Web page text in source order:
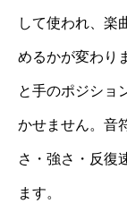
して使われ、楽
めるかが変わり
と手のポジショ
かせません。音
さ・強さ・反復
ます。